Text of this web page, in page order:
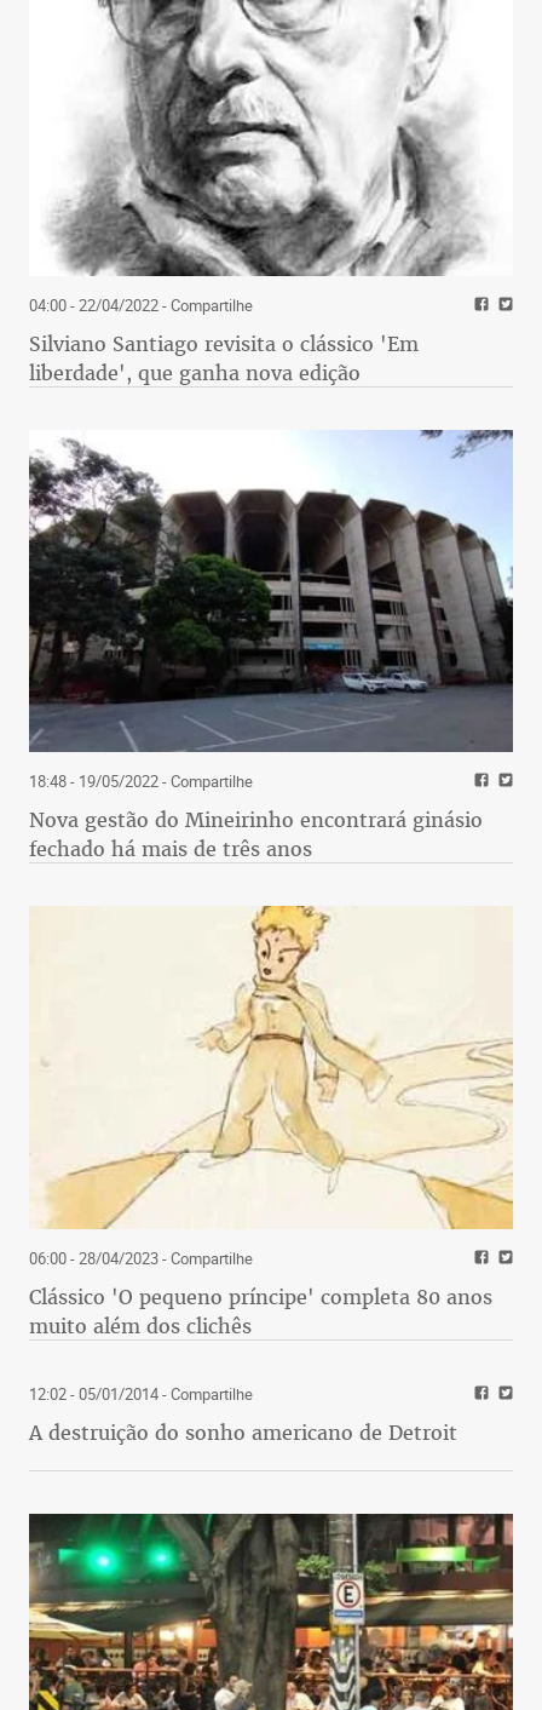
04:00 - 22/04/2022- Compartilhe
Silviano Santiago revisita o clássico 'Em
liberdade', que ganha nova edição
18:48 - 19/05/2022- Compartilhe
Nova gestão do Mineirinho encontrará ginásio
fechado há mais de três anos
06:00 - 28/04/2023- Compartilhe
Clássico 'O pequeno príncipe' completa 80 anos
muito além dos clichês
12:02 - 05/01/2014- Compartilhe
A destruição do sonho americano de Detroit